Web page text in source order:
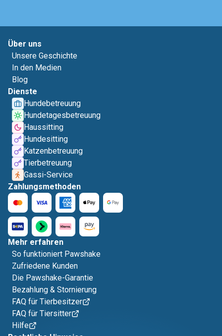
Über uns
Unsere Geschichte
In den Medien
Blog
Dienste
Hundebetreuung
Hundetagesbetreuung
Haussitting
Hundesitting
Katzenbetreuung
Tierbetreuung
Gassi-Service
Zahlungsmethoden
Mehr erfahren
So funktioniert Pawshake
Zufriedene Kunden
Die Pawshake-Garantie
Bezahlung & Stornierung
FAQ für Tierbesitzer
FAQ für Tiersitter
Hilfe